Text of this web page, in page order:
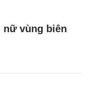
nữ vùng biên